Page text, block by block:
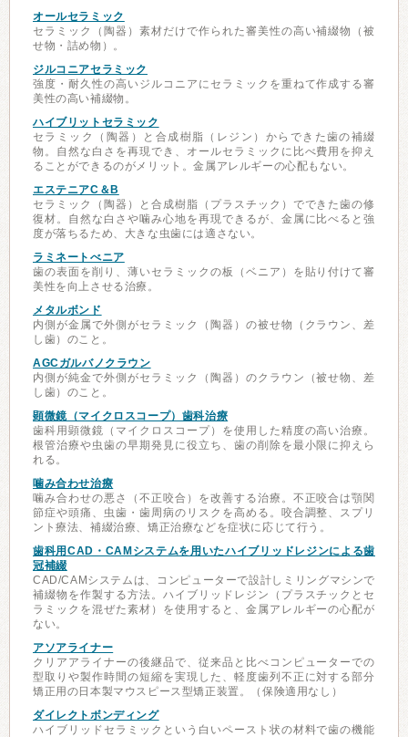
オールセラミック
セラミック（陶器）素材だけで作られた審美性の高い補綴物（被
せ物・詰め物）。
ジルコニアセラミック
強度・耐久性の高いジルコニアにセラミックを重ねて作成する審
美性の高い補綴物。
ハイブリットセラミック
セラミック（陶器）と合成樹脂（レジン）からできた歯の補綴
物。自然な白さを再現でき、オールセラミックに比べ費用を抑え
ることができるのがメリット。金属アレルギーの心配もない。
エステニアC＆B
セラミック（陶器）と合成樹脂（プラスチック）でできた歯の修
復材。自然な白さや噛み心地を再現できるが、金属に比べると強
度が落ちるため、大きな虫歯には適さない。
ラミネートべニア
歯の表面を削り、薄いセラミックの板（ベニア）を貼り付けて審
美性を向上させる治療。
メタルボンド
内側が金属で外側がセラミック（陶器）の被せ物（クラウン、差
し歯）のこと。
AGCガルバノクラウン
内側が純金で外側がセラミック（陶器）のクラウン（被せ物、差
し歯）のこと。
顕微鏡（マイクロスコープ）歯科治療
歯科用顕微鏡（マイクロスコープ）を使用した精度の高い治療。
根管治療や虫歯の早期発見に役立ち、歯の削除を最小限に抑えら
れる。
噛み合わせ治療
噛み合わせの悪さ（不正咬合）を改善する治療。不正咬合は顎関
節症や頭痛、虫歯・歯周病のリスクを高める。咬合調整、スプリ
ント療法、補綴治療、矯正治療などを症状に応じて行う。
歯科用CAD・CAMシステムを用いたハイブリッドレジンによる歯
冠補綴
CAD/CAMシステムは、コンピューターで設計しミリングマシンで
補綴物を作製する方法。ハイブリッドレジン（プラスチックとセ
ラミックを混ぜた素材）を使用すると、金属アレルギーの心配が
ない。
アソアライナー
クリアアライナーの後継品で、従来品と比べコンピューターでの
型取りや製作時間の短縮を実現した、軽度歯列不正に対する部分
矯正用の日本製マウスピース型矯正装置。（保険適用なし）
ダイレクトボンディング
ハイブリッドセラミックという白いペースト状の材料で歯の機能